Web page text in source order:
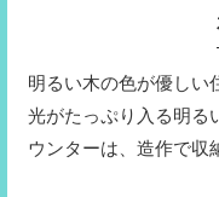
明るい木の色が優しい
光がたっぷり入る明る
ウンターは、造作で収